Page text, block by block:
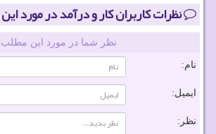
نظرات کاربران کار و درآمد در مورد
نظر شما در مورد این مطلب
نام:
ایمیل:
نظر: